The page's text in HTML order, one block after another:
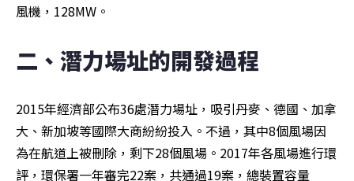
風機，128MW。
二、潛力場址的開發過程
2015年經濟部公布36處潛力場址，吸引丹麥、德國、加拿
大、新加坡等國際大商紛紛投入。不過，其中8個風場因
為在航道上被刪除，剩下28個風場。2017年各風場進行環
評，環保署一年審完22案，共通過19案，總裝置容量